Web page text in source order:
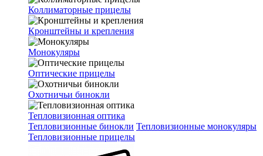
Коллиматорные прицелы
Кронштейны и крепления
Монокуляры
Оптические прицелы
Охотничьи бинокли
Тепловизионная оптика
Тепловизионные бинокли Тепловизионные монокуляры
Тепловизионные прицелы